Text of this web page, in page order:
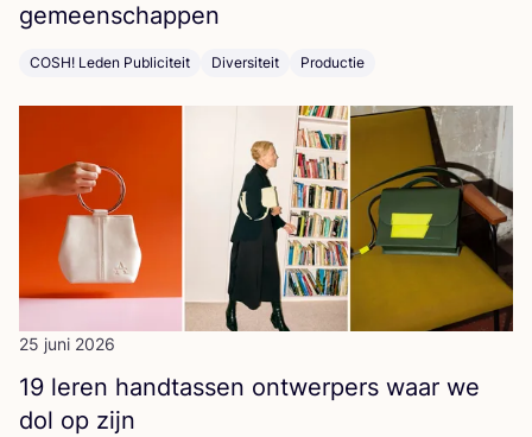
gemeenschappen
COSH! Leden Publiciteit Diversiteit Productie
25 juni 2026
19 leren hand­tas­sen ont­wer­pers waar we
dol op zijn